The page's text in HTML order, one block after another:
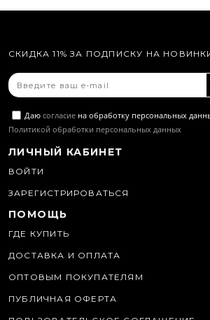
СКИДКА 11% ЗА ПОДПИСКУ НА
Даю согласие на обработку персональных
Политикой обработки персональных данных
ЛИЧНЫЙ КАБИНЕТ
ВОЙТИ
ЗАРЕГИСТРИРОВАТЬСЯ
ПОМОЩЬ
ГДЕ КУПИТЬ
ДОСТАВКА И ОПЛАТА
ОПТОВЫМ ПОКУПАТЕЛЯМ
ПУБЛИЧНАЯ ОФЕРТА